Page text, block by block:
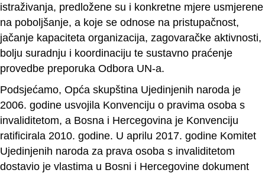
istraživanja, predložene su i konkretne mjere usmjerene
na poboljšanje, a koje se odnose na pristupačnost,
jačanje kapaciteta organizacija, zagovaračke aktivnosti,
bolju suradnju i koordinaciju te sustavno praćenje
provedbe preporuka Odbora UN-a.
Podsjećamo, Opća skupština Ujedinjenih naroda je
2006. godine usvojila Konvenciju o pravima osoba s
invaliditetom, a Bosna i Hercegovina je Konvenciju
ratificirala 2010. godine. U aprilu 2017. godine Komitet
Ujedinjenih naroda za prava osoba s invaliditetom
dostavio je vlastima u Bosni i Hercegovine dokument